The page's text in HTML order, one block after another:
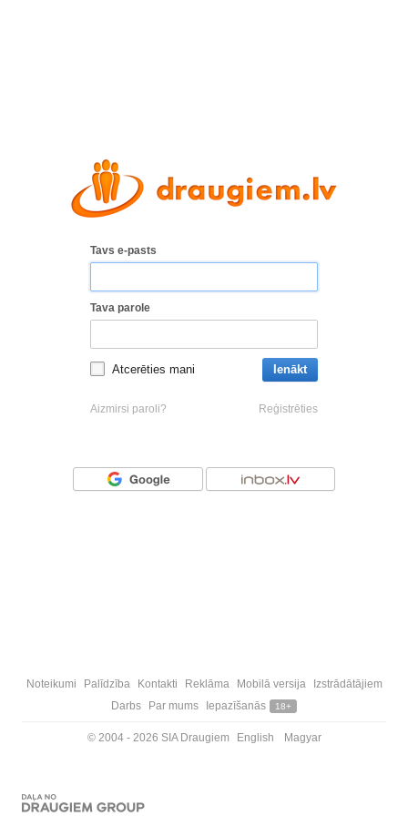
Tavs e-pasts
Tava parole
Atcerēties mani Ienākt
Aizmirsi paroli? Reģistrēties
Noteikumi Palīdzība Kontakti Reklāma Mobilā versija
Izstrādātājiem
Darbs
Par mums Iepazīšanās 18+
© 2004 - 2026 SIA Draugiem English Magyar